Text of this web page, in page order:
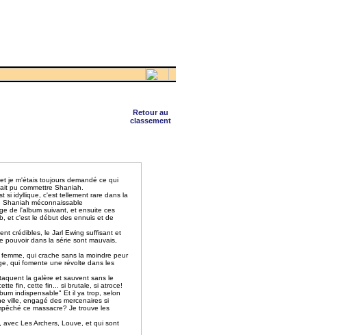
Retour au
classement
je m'étais toujours demandé ce qui
pu commettre Shaniah.
si idyllique, c'est tellement rare dans la
méconnaissable
de l'album suivant, et ensuite ces
et c'est le début des ennuis et de
crédibles, le Jarl Ewing suffisant et
pouvoir dans la série sont mauvais,
qui crache sans la moindre peur
qui fomente une révolte dans les
la galère et sauvent sans le
fin, cette fin... si brutale, si atroce!
indispensable" Et il ya trop, selon
ville, engagé des mercenaires si
ce massacre? Je trouve les
avec Les Archers, Louve, et qui sont